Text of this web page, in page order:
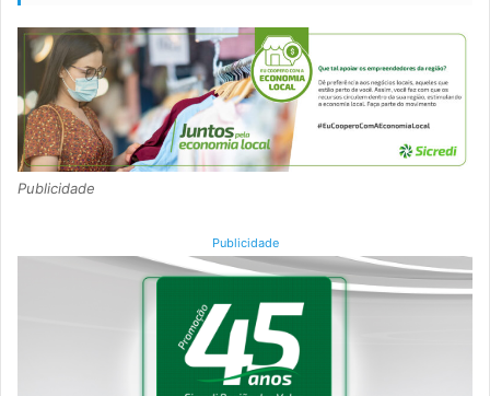
Publicidade
Publicidade